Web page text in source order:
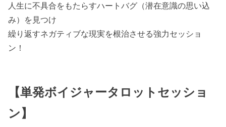
人生に不具合をもたらすハートバグ（潜在意識の思い込
み）を見つけ
繰り返すネガティブな現実を根治させる強力セッショ
ン！
【単発ボイジャータロットセッショ
ン】